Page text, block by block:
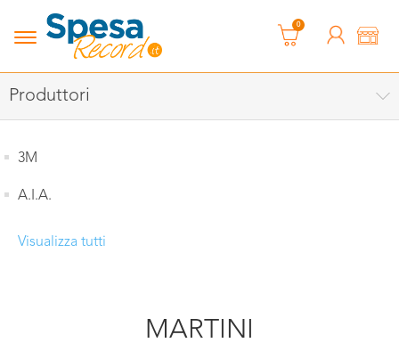
0
Produttori
3M
A.I.A.
Visualizza tutti
MARTINI